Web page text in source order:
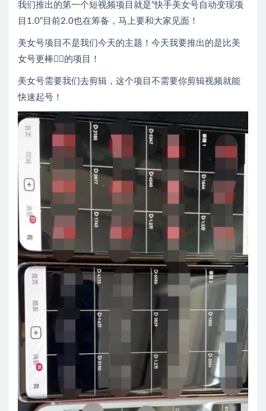
我们推出的第一个短视频项目就是“快手美女号自动变现项
目1.0“目前2.0也在筹备，马上要和大家见面！
美女号项目不是我们今天的主题！今天我要推出的是比美
女号更棒👍🏻的项目！
美女号需要我们去剪辑，这个项目不需要你剪辑视频就能
快速起号！